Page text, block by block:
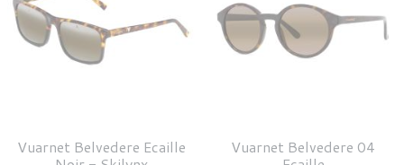
Vuarnet Belvedere Ecaille
Vuarnet Belvedere 04